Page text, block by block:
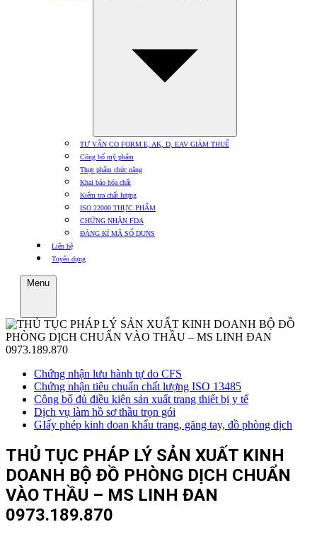
TƯ VẤN CO FORM E, AK, D, EAV GIẢM THUẾ
Công bố mỹ phẩm
Thực phẩm chức năng
Khai báo hóa chất
Kiểm tra chất lượng
ISO 22000 THỰC PHẨM
CHỨNG NHẬN FDA
ĐĂNG KÍ MÃ SỐ DUNS
Liên hệ
Tuyển dụng
Menu
Chứng nhận lưu hành tự do CFS
Chứng nhận tiêu chuẩn chất lượng ISO 13485
Công bố đủ điều kiện sản xuất trang thiết bị y tế
Dịch vụ làm hồ sơ thầu trọn gói
GIấy phép kinh doan khẩu trang, găng tay, đồ phòng dịch
THỦ TỤC PHÁP LÝ SẢN XUẤT KINH
DOANH BỘ ĐỒ PHÒNG DỊCH CHUẨN
VÀO THẦU – MS LINH ĐAN
0973.189.870